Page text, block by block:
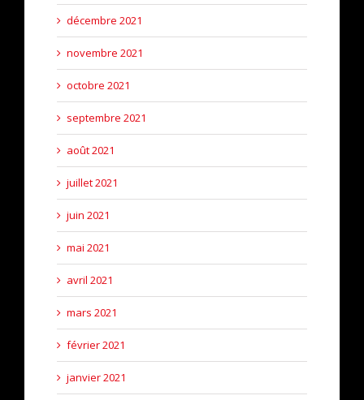
décembre 2021
novembre 2021
octobre 2021
septembre 2021
août 2021
juillet 2021
juin 2021
mai 2021
avril 2021
mars 2021
février 2021
janvier 2021